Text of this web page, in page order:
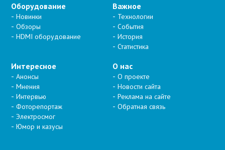
Оборудование
Новинки
Обзоры
HDMI оборудование
Важное
Технологии
События
История
Статистика
Интересное
Анонсы
Мнения
Интервью
Фоторепортаж
Электросмог
Юмор и казусы
О нас
О проекте
Новости сайта
Реклама на сайте
Обратная связь